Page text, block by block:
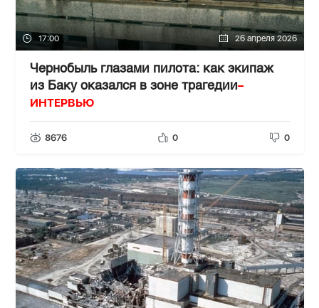
17:00 26 апреля 2026
Чернобыль глазами пилота: как экипаж
из Баку оказался в зоне трагедии–
ИНТЕРВЬЮ
8676 0 0